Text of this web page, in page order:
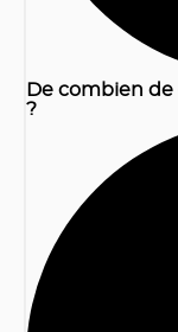
De combien
?